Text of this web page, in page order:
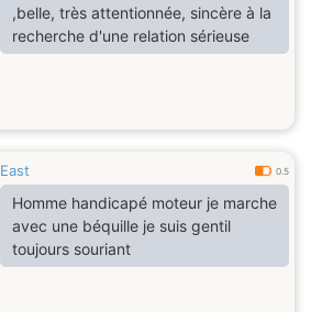
,belle, très attentionnée, sincère à la
recherche d'une relation sérieuse
East 0.5
Homme handicapé moteur je marche
avec une béquille je suis gentil
toujours souriant